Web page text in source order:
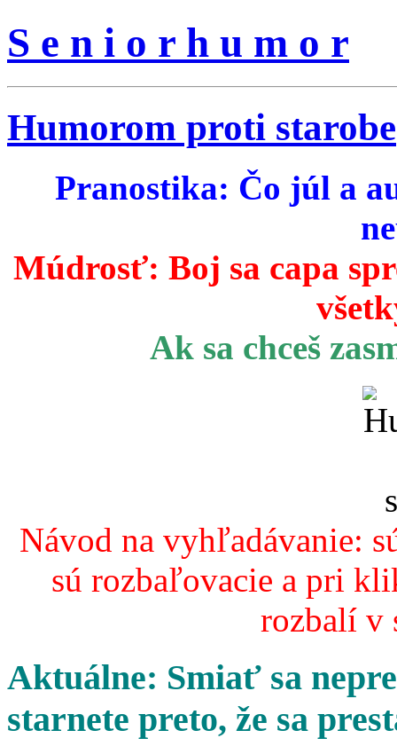
S e n i o r h u m o r
Humorom proti starobe
Pranostika: Čo júl a
Múdrosť: Boj sa capa
Ak sa chceš
Návod na vyhľadávanie:
sú rozbaľovacie a pri
rozbalí v
Aktuálne: Smiať sa
starnete preto, že sa